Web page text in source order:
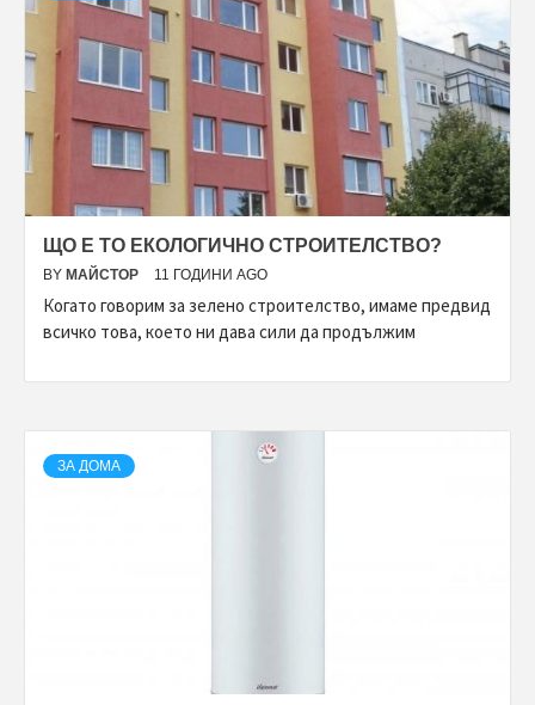
ЩО Е ТО ЕКОЛОГИЧНО СТРОИТЕЛСТВО?
BY МАЙСТОР 11 ГОДИНИ AGO
Когато говорим за зелено строителство, имаме предвид
всичко това, което ни дава сили да продължим
ЗА ДОМА